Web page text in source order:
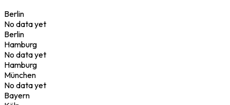
Berlin
No data yet
Berlin
Hamburg
No data yet
Hamburg
München
No data yet
Bayern